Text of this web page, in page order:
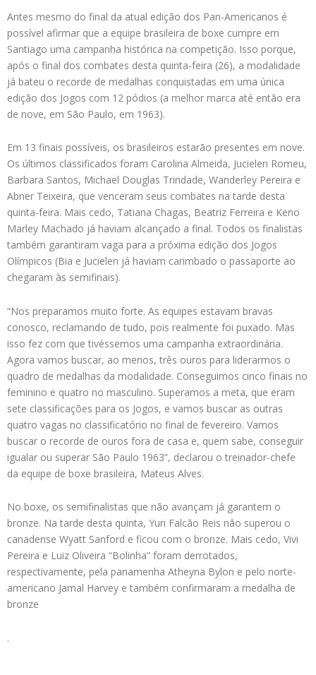
Antes mesmo do final da atual edição dos Pan-Americanos é
possível afirmar que a equipe brasileira de boxe cumpre em
Santiago uma campanha histórica na competição. Isso porque,
após o final dos combates desta quinta-feira (26), a modalidade
já bateu o recorde de medalhas conquistadas em uma única
edição dos Jogos com 12 pódios (a melhor marca até então era
de nove, em São Paulo, em 1963).
Em 13 finais possíveis, os brasileiros estarão presentes em nove.
Os últimos classificados foram Carolina Almeida, Jucielen Romeu,
Barbara Santos, Michael Douglas Trindade, Wanderley Pereira e
Abner Teixeira, que venceram seus combates na tarde desta
quinta-feira. Mais cedo, Tatiana Chagas, Beatriz Ferreira e Keno
Marley Machado já haviam alcançado a final. Todos os finalistas
também garantiram vaga para a próxima edição dos Jogos
Olímpicos (Bia e Jucielen já haviam carimbado o passaporte ao
chegaram às semifinais).
“Nos preparamos muito forte. As equipes estavam bravas
conosco, reclamando de tudo, pois realmente foi puxado. Mas
isso fez com que tivéssemos uma campanha extraordinária.
Agora vamos buscar, ao menos, três ouros para liderarmos o
quadro de medalhas da modalidade. Conseguimos cinco finais no
feminino e quatro no masculino. Superamos a meta, que eram
sete classificações para os Jogos, e vamos buscar as outras
quatro vagas no classificatório no final de fevereiro. Vamos
buscar o recorde de ouros fora de casa e, quem sabe, conseguir
igualar ou superar São Paulo 1963”, declarou o treinador-chefe
da equipe de boxe brasileira, Mateus Alves.
No boxe, os semifinalistas que não avançam já garantem o
bronze. Na tarde desta quinta, Yuri Falcão Reis não superou o
canadense Wyatt Sanford e ficou com o bronze. Mais cedo, Vivi
Pereira e Luiz Oliveira “Bolinha” foram derrotados,
respectivamente, pela panamenha Atheyna Bylon e pelo norte-
americano Jamal Harvey e também confirmaram a medalha de
bronze
.